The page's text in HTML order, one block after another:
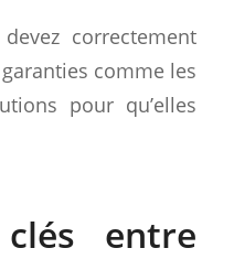
correctement
comme les
pour qu’elles
entre